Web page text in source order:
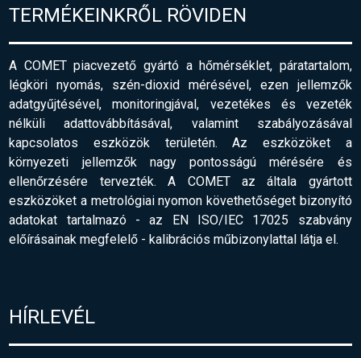
TERMÉKEINKRŐL RÖVIDEN
A COMET piacvezető gyártó a hőmérséklet, páratartalom,
légköri nyomás, szén-dioxid mérésével, ezen jellemzők
adatgyűjtésével, monitoringjával, vezetékes és vezeték
nélküli adattovábbításával, valamint szabályozásával
kapcsolatos eszközök területén. Az eszközöket a
környezeti jellemzők nagy pontosságú mérésére és
ellenőrzésére tervezték. A COMET az általa gyártott
eszközöket a metrológiai nyomon követhetőséget bizonyító
adatokat tartalmazó - az EN ISO/IEC 17025 szabvány
előírásainak megfelelő - kalibrációs műbizonylattal látja el.
HÍRLEVÉL